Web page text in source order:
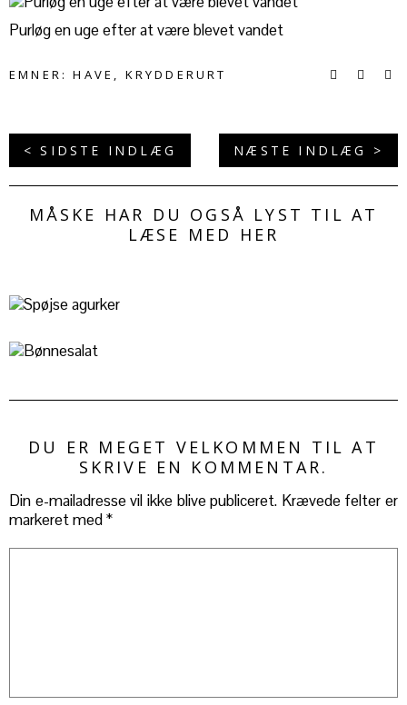
Purløg en uge efter at være blevet vandet
EMNER:HAVE , KRYDDERURT
< SIDSTE INDLÆG NÆSTE INDLÆG >
MÅSKE HAR DU OGSÅ LYST TIL AT
LÆSE MED HER
DU ER MEGET VELKOMMEN TIL AT
SKRIVE EN KOMMENTAR.
Din e-mailadresse vil ikke blive publiceret. Krævede felter er
markeret med*